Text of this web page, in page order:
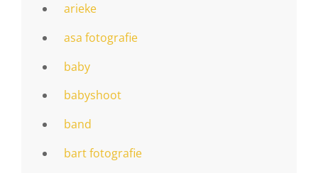
arieke
asa fotografie
baby
babyshoot
band
bart fotografie